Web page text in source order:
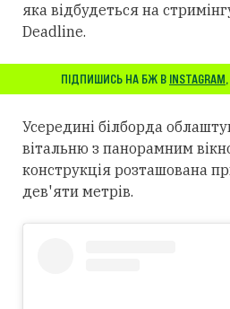
яка відбудеться на
Deadline.
ПІДПИШИСЬ НА БЖ В INSTAGRAM,
Усередині білборда
вітальню з панорамним
конструкція розташована
дев'яти метрів.